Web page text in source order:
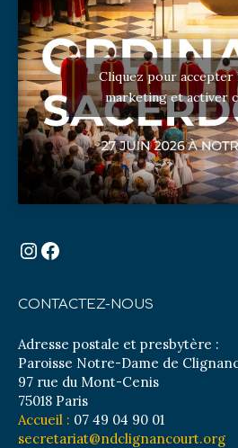
Cliquez pour accepter
marketing et activer
Instagram
Facebook
CONTACTEZ-NOUS
Adresse postale et presbytère :
Paroisse Notre-Dame de
97 rue du Mont-Cenis
75018 Paris
Accueil : 07 49 04 90 01
secretariat@ndclignancourt.org